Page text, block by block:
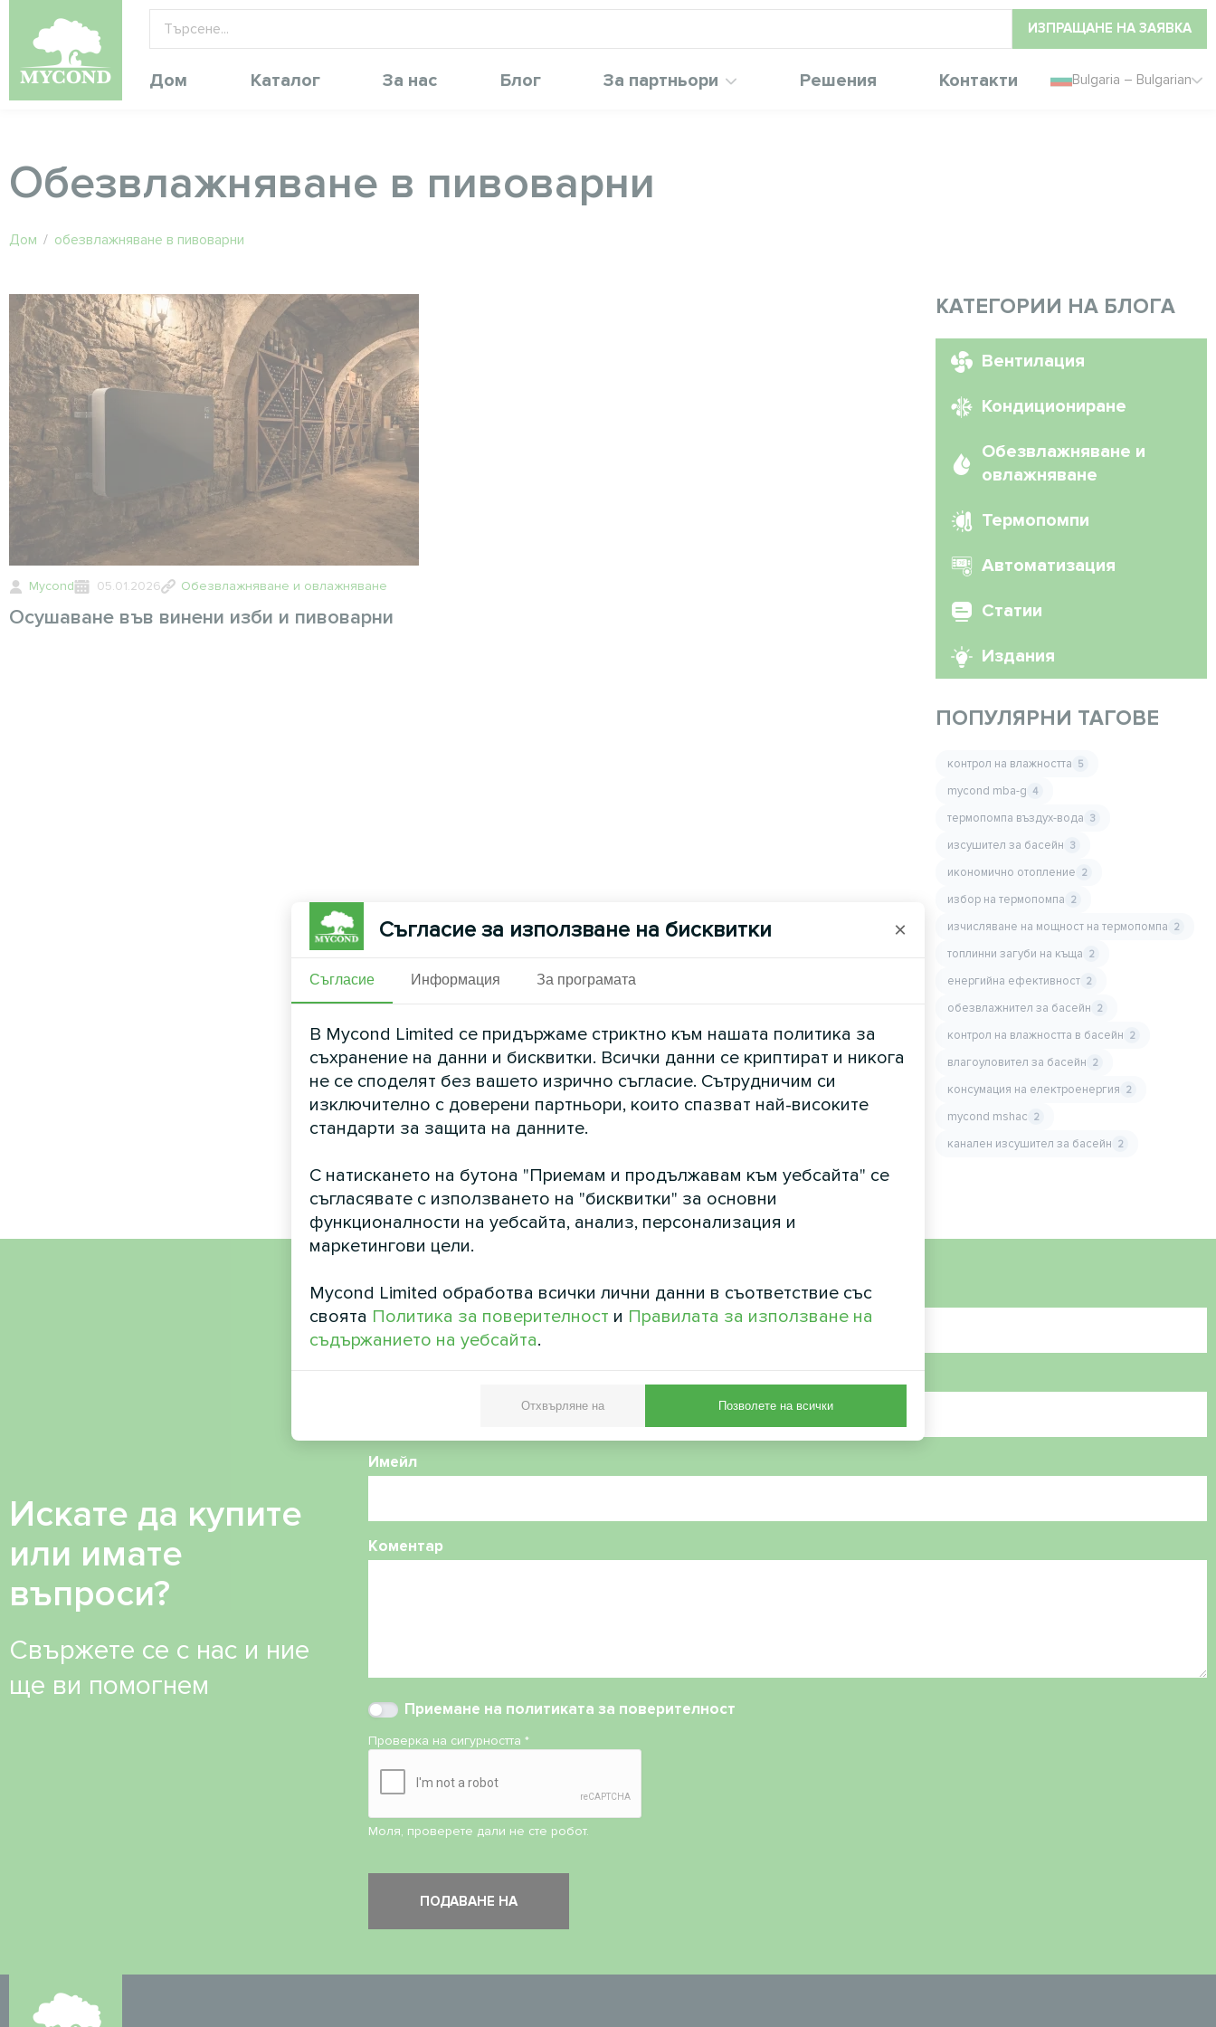
ИЗПРАЩАНЕ НА ЗАЯВКА
Дом Каталог За нас Блог За партньори Решения Контакти Bulgaria – Bulgarian
Обезвлажняване в пивоварни
Дом / обезвлажняване в пивоварни
Mycond 05.01.2026 Обезвлажняване и овлажняване
Осушаване във винени изби и пивоварни
КАТЕГОРИИ НА БЛОГА
Вентилация
Кондициониране
Обезвлажняване и
овлажняване
Термопомпи
Автоматизация
Статии
Издания
ПОПУЛЯРНИ ТАГОВЕ
контрол на влажността 5
mycond mba-g 4
термопомпа въздух-вода 3
изсушител за басейн 3
икономично отопление 2
избор на термопомпа 2
изчисляване на мощност на термопомпа 2
топлинни загуби на къща 2
енергийна ефективност 2
обезвлажнител за басейн 2
контрол на влажността в басейн 2
влагоуловител за басейн 2
консумация на електроенергия 2
mycond mshac 2
канален изсушител за басейн 2
Искате да купите
или имате
въпроси?
Свържете се с нас и ние
ще ви помогнем
Име
Имейл
Коментар
Приемане на политиката за поверителност
Проверка на сигурността*
Моля, проверете дали не сте робот.
Съгласие за използване на бисквитки ×
Съгласие Информация За програмата
В Mycond Limited се придържаме стриктно към нашата политика за
съхранение на данни и бисквитки. Всички данни се криптират и никога
не се споделят без вашето изрично съгласие. Сътрудничим си
изключително с доверени партньори, които спазват най-високите
стандарти за защита на данните.
С натискането на бутона "Приемам и продължавам към уебсайта" се
съгласявате с използването на "бисквитки" за основни
функционалности на уебсайта, анализ, персонализация и
маркетингови цели.
Mycond Limited обработва всички лични данни в съответствие със
своята Политика за поверителност и Правилата за използване на
съдържанието на уебсайта.
Отхвърляне на Позволете на всички